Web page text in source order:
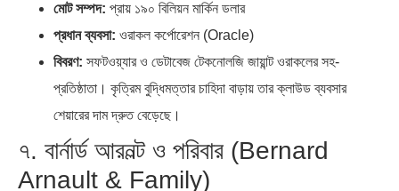
মোট সম্পদ: প্রায় ১৯০ বিলিয়ন মার্কিন ডলার
প্রধান ব্যবসা: ওরাকল কর্পোরেশন (Oracle)
বিবরণ: সফটওয়্যার ও ডেটাবেজ টেকনোলজি জায়ান্ট ওরাকলের সহ-
প্রতিষ্ঠাতা। কৃত্রিম বুদ্ধিমত্তার চাহিদা বাড়ায় তার ক্লাউড ব্যবসার
শেয়ারের দাম দ্রুত বেড়েছে।
৭. বার্নার্ড আরনল্ট ও পরিবার (Bernard
Arnault & Family)